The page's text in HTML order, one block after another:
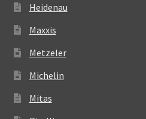
Heidenau
Maxxis
Metzeler
Michelin
Mitas